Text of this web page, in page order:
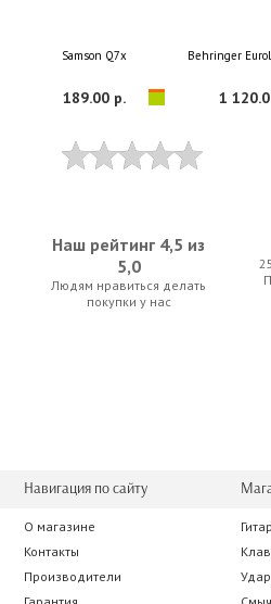
Samson Q7x
189.00 р.
Behringer
1
AKG WMS470 Instrumental Set Band 9
2 488.50 р. 2
Наш рейтинг 4,5 из
5,0
Людям нравиться делать
покупки у нас
Навигация по сайту
О магазине
Контакты
Производители